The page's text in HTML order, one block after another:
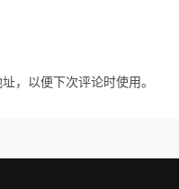
，以便下次评论时使用。